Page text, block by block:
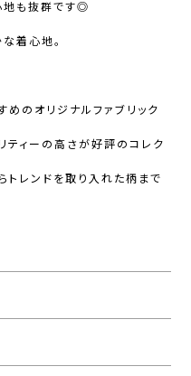
地も抜群です◎
着心地。
のオリジナルファブリック
ティーの高さが好評のコレク
トレンドを取り入れた柄まで